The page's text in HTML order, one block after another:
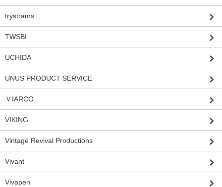
trystrams
TWSBI
UCHIDA
UNUS PRODUCT SERVICE
ＶIARCO
VIKING
Vintage Revival Productions
Vivant
Vivapen